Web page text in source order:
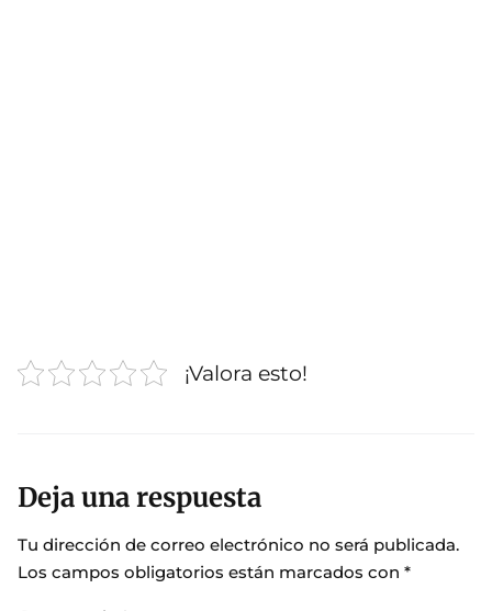
¡Valora esto!
Deja una respuesta
Tu dirección de correo electrónico no será publicada.
Los campos obligatorios están marcados con *